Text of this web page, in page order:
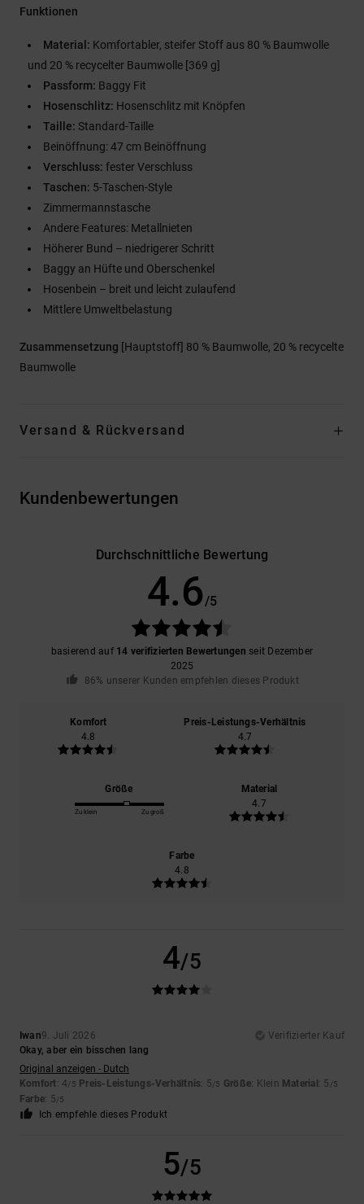
Funktionen
Material: Komfortabler, steifer Stoff aus 80 % Baumwolle
und 20 % recycelter Baumwolle [369 g]
Passform: Baggy Fit
Hosenschlitz: Hosenschlitz mit Knöpfen
Taille: Standard-Taille
Beinöffnung: 47 cm Beinöffnung
Verschluss: fester Verschluss
Taschen: 5-Taschen-Style
Zimmermannstasche
Andere Features: Metallnieten
Höherer Bund – niedrigerer Schritt
Baggy an Hüfte und Oberschenkel
Hosenbein – breit und leicht zulaufend
Mittlere Umweltbelastung
Zusammensetzung [Hauptstoff] 80 % Baumwolle, 20 % recycelte
Baumwolle
Versand & Rückversand
Kundenbewertungen
Durchschnittliche Bewertung
4.6 /5
basierend auf 14 verifizierten Bewertungen seit Dezember
2025
86% unserer Kunden empfehlen dieses Produkt
Komfort
4.8
Preis-Leistungs-Verhältnis
4.7
Größe
Zu klein Zu groß
Material
4.7
Farbe
4.8
4/5
Iwan9. Juli 2026
Verifizierter Kauf
Okay, aber ein bisschen lang
Original anzeigen - Dutch
Komfort: 4/5 Preis-Leistungs-Verhältnis: 5/5 Größe: Klein Material : 5 /5
Farbe: 5/5
Ich empfehle dieses Produkt
5/5